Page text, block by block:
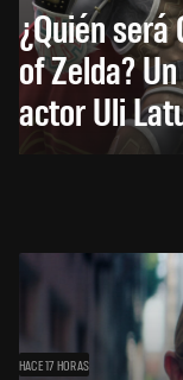
¿Quién será
of Zelda?
actor Uli
HACE 17 HORAS